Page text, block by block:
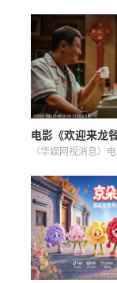
电影《欢迎来龙
11日 文牧野沈
闯中东
（华娱网视消息）
上映，同时发布定
报，并将于8月8日
21:00举行全国超前